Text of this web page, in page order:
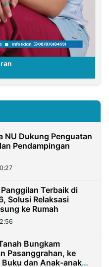
NU Dukung Penguatan
Pendampingan
Terbaik di
Solusi Relaksasi
ke Rumah
Bungkam
Pasanggrahan, ke
dan Anak-anak